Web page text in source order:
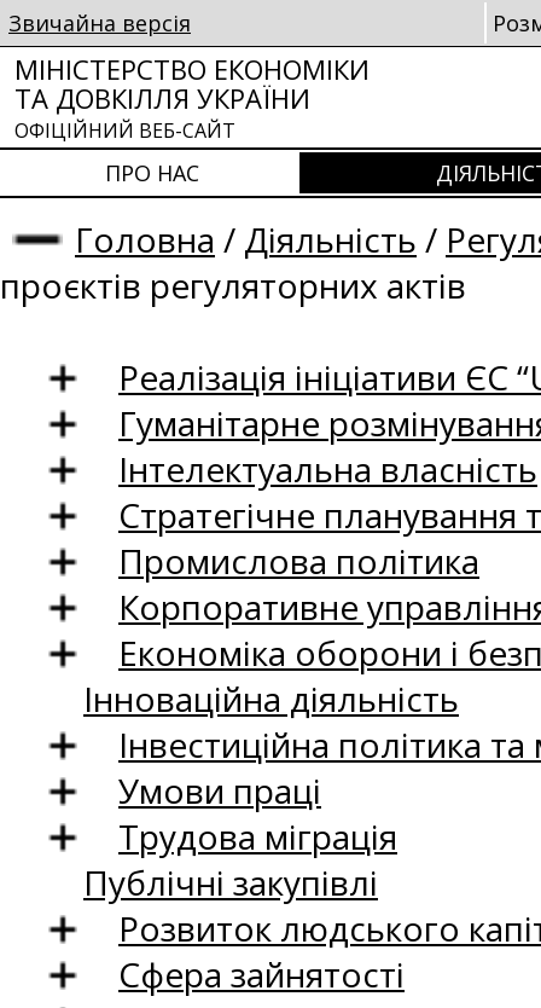
Звичайна версія
МІНІСТЕРСТВО ЕКОНОМІКИ
ТА ДОВКІЛЛЯ УКРАЇНИ
ОФІЦІЙНИЙ ВЕБ-САЙТ
ПРО НАС
Головна / Діяльність /
проєктів регуляторних актів
Реалізація ініціативи ЄС
Гуманітарне
Інтелектуальна власність
Стратегічне
Промислова політика
Корпоративне
Економіка оборони і
Інноваційна діяльність
Інвестиційна політика
Умови праці
Трудова міграція
Публічні закупівлі
Розвиток людського
Сфера зайнятості